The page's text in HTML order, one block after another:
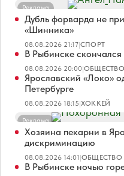
Реклама
Дубль форварда не
«Шинника»
08.08.2026 21:17|СПОРТ
В Рыбинске
08.08.2026 20:00|ОБЩЕСТВО
Ярославский «Локо»
Петербурге
08.08.2026 18:15|ХОККЕЙ
Реклама
Хозяина пекарни в
дискриминацию
08.08.2026 14:01|ОБЩЕСТВО
В Рыбинске ночью